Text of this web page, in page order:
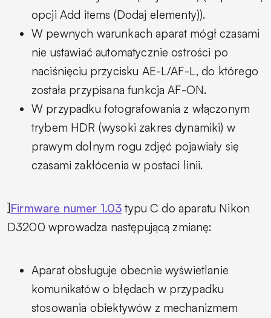
opcji Add items (Dodaj elementy)).
W pewnych warunkach aparat mógł czasami
nie ustawiać automatycznie ostrości po
naciśnięciu przycisku AE-L/AF-L, do którego
została przypisana funkcja AF-ON.
W przypadku fotografowania z włączonym
trybem HDR (wysoki zakres dynamiki) w
prawym dolnym rogu zdjęć pojawiały się
czasami zakłócenia w postaci linii.
]Firmware numer 1.03 typu C do aparatu Nikon
D3200 wprowadza następującą zmianę:
Aparat obsługuje obecnie wyświetlanie
komunikatów o błędach w przypadku
stosowania obiektywów z mechanizmem